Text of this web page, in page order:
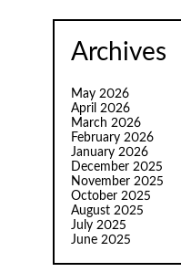
Archives
May 2026
April 2026
March 2026
February 2026
January 2026
December 2025
November 2025
October 2025
August 2025
July 2025
June 2025